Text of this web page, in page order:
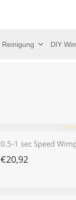
Reinigung DIY
0.5-1 sec Speed
€20,92